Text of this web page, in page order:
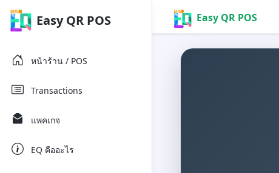
Easy QR POS
Easy QR POS
หน้าร้าน / POS
Transactions
แพคเกจ
EQ คืออะไร